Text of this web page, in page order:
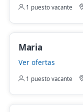
1 puesto vacante
Maria
Ver ofertas
1 puesto vacante